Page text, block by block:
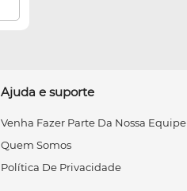
Ajuda e suporte
Venha Fazer Parte Da Nossa Equipe
Quem Somos
Política De Privacidade